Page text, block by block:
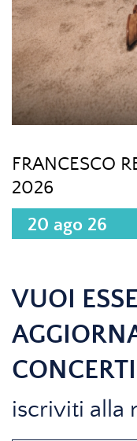
FRANCESCO
2026
20 ago 26
VUOI
iscriviti alla